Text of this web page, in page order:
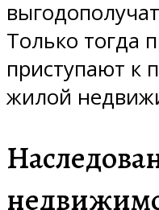
Только тогда
приступают к
жилой